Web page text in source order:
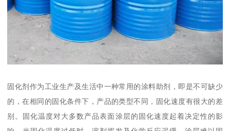
固化剂作为工业生产及生活中一种常用的涂料助剂，即是不可缺少
的，在相同的固化条件下，产品的类型不同，固化速度有很大的差
别。固化温度对大多数产品表面涂层的固化速度起着决定性的影